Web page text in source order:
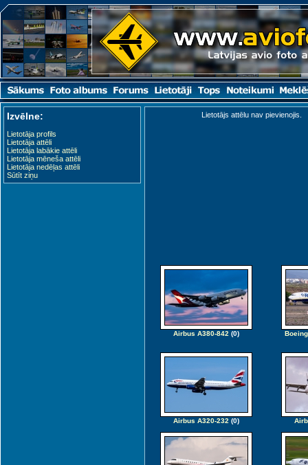
Izvēlne:
Lietotāja profils
Lietotāja attēli
Lietotāja labākie attēli
Lietotāja mēneša attēli
Lietotāja nedēļas attēli
Sūtīt ziņu
Lietotājs attēlu nav pievienojis.
Airbus A380-842 (0)
Airbus A320-232 (0)